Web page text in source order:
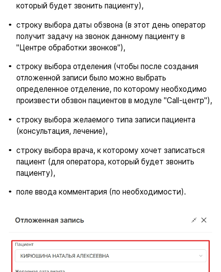
который будет звонить пациенту),
строку выбора даты обзвона (в этот день оператор
получит задачу на звонок данному пациенту в
"Центре обработки звонков"),
строку выбора отделения (чтобы после создания
отложенной записи было можно выбрать
определенное отделение, по которому необходимо
произвести обзвон пациентов в модуле "Call-центр"),
строку выбора желаемого типа записи пациента
(консультация, лечение),
строку выбора врача, к которому хочет записаться
пациент (для оператора, который будет звонить
пациенту),
поле ввода комментария (по необходимости).